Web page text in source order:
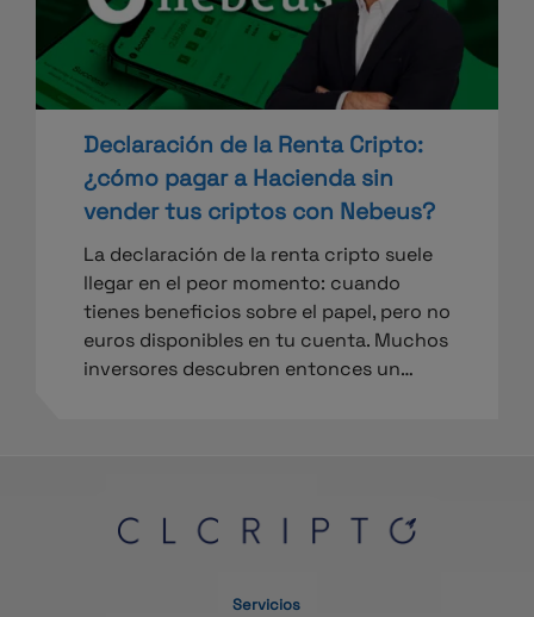
Declaración de la Renta Cripto:
¿cómo pagar a Hacienda sin
vender tus criptos con Nebeus?
La declaración de la renta cripto suele
llegar en el peor momento: cuando
tienes beneficios sobre el papel, pero no
euros disponibles en tu cuenta. Muchos
inversores descubren entonces un…
Servicios